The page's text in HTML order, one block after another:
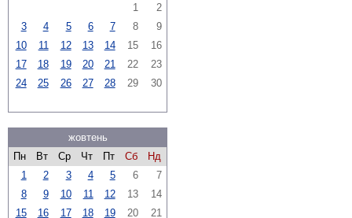
1
2
3
4 5 6 7 8
9
10
11 12 13 14 15
16
17
18 19 20 21 22
23
24
25 26 27 28 29 30
жовтень
Пн
Вт Ср Чт Пт Сб
Нд
1
2 3 4 5 6
7
8
9 10 11 12 13
14
15
16 17 18 19 20 21